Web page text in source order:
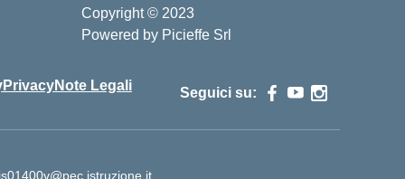
Copyright © 2023
Powered by Picieffe Srl
PrivacyNote Legali Seguici su: